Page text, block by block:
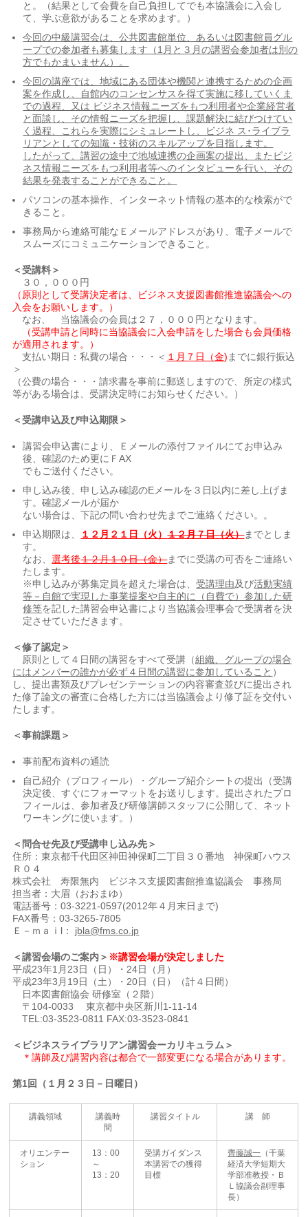
と。（結果として会費を自己負担してでも本協議会に入会し
て、学ぶ意欲があることを求めます。）
今回の中級講習会は、公共図書館単位、あるいは図書館員グル
ープでの参加者も募集します（1月と３月の講習会参加者は別の
方でもかまいません）。
今回の講座では、地域にある団体や機関と連携するための企画
案を作成し、自館内のコンセンサスを得て実施に移していくま
での過程、又は ビジネス情報ニーズをもつ利用者や企業経営者
と面談し、その情報ニーズを把握し、課題解決に結びつけてい
く過程、これらを実際にシミュレートし、ビジネ ス･ライブラ
リアンとしての知識・技術のスキルアップを目指します。
したがって、講習の途中で地域連携の企画案の提出、またビジ
ネス情報ニーズをもつ利用者等へのインタビューを行い、その
結果を発表することができること。
パソコンの基本操作、インターネット情報の基本的な検索がで
きること。
事務局から連絡可能なＥメールアドレスがあり、電子メールで
スムーズにコミュニケーションできること。
＜受講料＞
３０，０００円
（原則として受講決定者は、ビジネス支援図書館推進協議会への
入会をお願いします。）
なお、 当協議会の会員は２７，０００円となります。
（受講申請と同時に当協議会に入会申請をした場合も会員価格
が適用されます。）
支払い期日：私費の場合・・・＜ １月７日（金) までに銀行振込
＞
（公費の場合・・・請求書を事前に郵送しますので、所定の様式
等がある場合は、受講決定時にお知らせください。）
＜受講申込及び申込期限＞
講習会申込書により、Ｅメールの添付ファイルにてお申込み
後、確認のため更にＦAX
でもご送付ください。
申し込み後、申し込み確認のEメールを３日以内に差し上げま
す。確認メールが届か
ない場合は、下記の問い合わせ先までご連絡ください。。
申込期限は、
１２月２１日（火）１２月７日（火）までとしま
す。
なお、選考後１２月１０日（金）までに受講の可否をご連絡い
たします。
※申し込みが募集定員を超えた場合は、受講理由及び活動実績
等－自館で実現した事業提案や自主的に（自費で）参加した研
修等を記した講習会申込書により当協議会理事会で受講者を決
定させていただきます。
＜修了認定＞
原則として４日間の講習をすべて受講（組織、グループの場合
にはメンバーの誰かが必ず４日間の講習に参加していること ）
し、提出書類及びプレゼンテーションの内容審査並びに提出され
た修了論文の審査に合格した方には当協議会より修了証を交付い
たします。
＜事前課題＞
事前配布資料の通読
自己紹介（プロフィール）・グループ紹介シートの提出（受講
決定後、すぐにフォーマットをお送りします。提出されたプロ
フィールは、参加者及び研修講師スタッフに公開して、ネット
ワーキングに使います。）
＜問合せ先及び受講申し込み先＞
住所：東京都千代田区神田神保町二丁目３０番地 神保町ハウス
Ｒ０４
株式会社 寿限無内 ビジネス支援図書館推進協議会 事務局
担当者：大眉（おおまゆ）
電話番号：03-3221-0597(2012年４月末日まで)
FAX番号：03-3265-7805
Ｅ－ｍａｉl： jbla@fms.co.jp
＜講習会場のご案内＞ ※講習会場が決定しました
平成23年1月23日（日）・24日（月）
平成23年3月19日（土）・20日（日）（計４日間）
日本図書館協会 研修室（２階）
〒104-0033 東京都中央区新川1-11-14
TEL:03-3523-0811 FAX:03-3523-0841
＜ビジネスライブラリアン講習会ーカリキュラム＞
＊講師及び講習内容は都合で一部変更になる場合があります。
第1回（１月２３日－日曜日）
講義領域
講義時
間
講習タイトル 講 師
オリエンテー
ション
13：00
～
13：20
受講ガイダンス
本講習での獲得
目標
齊藤誠一 （千葉
経済大学短期大
学部准教授・Ｂ
Ｌ協議会副理事
長）